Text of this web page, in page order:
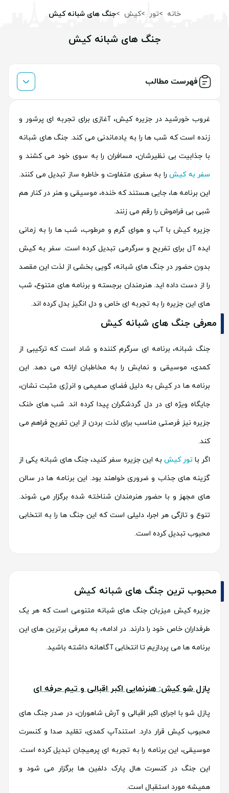
خانه تور کیش جنگ های شبانه کیش
جنگ های شبانه کیش
فهرست مطالب
غروب خورشید در جزیره کیش، آغازی برای تجربه ای پرشور و
زنده است که شب ها را به یادماندنی می کند. جنگ های شبانه
با جذابیت بی نظیرشان، مسافران را به سوی خود می کشند و
سفر به کیش را به سفری متفاوت و خاطره ساز تبدیل می کنند.
این برنامه ها، جایی هستند که خنده، موسیقی و هنر در کنار هم
شبی بی فراموش را رقم می زنند.
جزیره کیش با آب و هوای گرم و مرطوب، شب ها را به زمانی
ایده آل برای تفریح و سرگرمی تبدیل کرده است. سفر به کیش
بدون حضور در جنگ های شبانه، گویی بخشی از لذت این مقصد
را از دست داده اید. هنرمندان برجسته و برنامه های متنوع، شب
های این جزیره را به تجربه ای خاص و دل انگیز بدل کرده اند.
معرفی جنگ های شبانه کیش
جنگ شبانه، برنامه ای سرگرم کننده و شاد است که ترکیبی از
کمدی، موسیقی و نمایش را به مخاطبان ارائه می دهد. این
برنامه ها در کیش به دلیل فضای صمیمی و انرژی مثبت نشان،
جایگاه ویژه ای در دل گردشگران پیدا کرده اند. شب های خنک
جزیره نیز فرصتی مناسب برای لذت بردن از این تفریح فراهم می
کند.
اگر باتور کیش به این جزیره سفر کنید، جنگ های شبانه یکی از
گزینه های جذاب و ضروری خواهند بود. این برنامه ها در سالن
های مجهز و با حضور هنرمندان شناخته شده برگزار می شوند.
تنوع و تازگی هر اجرا، دلیلی است که این جنگ ها را به انتخابی
محبوب تبدیل کرده است.
محبوب ترین جنگ های شبانه کیش
جزیره کیش میزبان جنگ های شبانه متنوعی است که هر یک
طرفداران خاص خود را دارند. در ادامه، به معرفی برترین های این
برنامه ها می پردازیم تا انتخابی آگاهانه داشته باشید.
پازل شو کیش: هنرنمایی اکبر اقبالی و تیم حرفه ای
پازل شو با اجرای اکبر اقبالی و آرش شاهوران، در صدر جنگ های
محبوب کیش قرار دارد. استندآپ کمدی، تقلید صدا و کنسرت
موسیقی، این برنامه را به تجربه ای پرهیجان تبدیل کرده است.
این جنگ در کنسرت هال پارک دلفین ها برگزار می شود و
همیشه مورد استقبال است.